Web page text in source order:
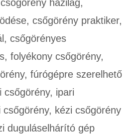
csőgörény házilag,
, csőgörény praktiker,
, csőgörényes
, folyékony csőgörény,
, fúrógépre szerelhető
csőgörény, ipari
csőgörény, kézi csőgörény
duguláselhárító gép